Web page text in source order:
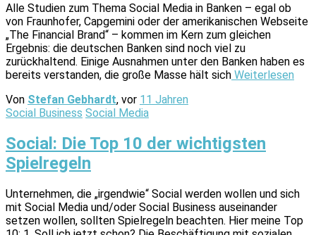
Alle Studien zum Thema Social Media in Banken – egal ob
von Fraunhofer, Capgemini oder der amerikanischen Webseite
„The Financial Brand“ – kommen im Kern zum gleichen
Ergebnis: die deutschen Banken sind noch viel zu
zurückhaltend. Einige Ausnahmen unter den Banken haben es
bereits verstanden, die große Masse hält sich Weiterlesen
Von Stefan Gebhardt, vor 11 Jahren
Social Business Social Media
Social: Die Top 10 der wichtigsten
Spielregeln
Unternehmen, die „irgendwie“ Social werden wollen und sich
mit Social Media und/oder Social Business auseinander
setzen wollen, sollten Spielregeln beachten. Hier meine Top